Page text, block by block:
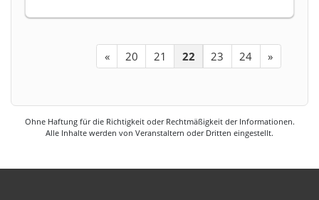
« 20 21 22 23 24 »
Ohne Haftung für die Richtigkeit oder Rechtmäßigkeit der Informationen.
Alle Inhalte werden von Veranstaltern oder Dritten eingestellt.